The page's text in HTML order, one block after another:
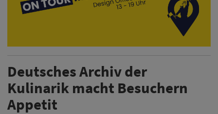
Deutsches Archiv der
Kulinarik macht Besuchern
Appetit